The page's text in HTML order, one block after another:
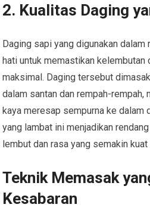
2. Kualitas Daging
Daging sapi yang digunakan
hati untuk memastikan kelembutan
maksimal. Daging tersebut
dalam santan dan rempah-rempah,
kaya meresap sempurna ke dalam
yang lambat ini menjadikan
lembut dan rasa yang semakin
Teknik Memasak
Kesabaran